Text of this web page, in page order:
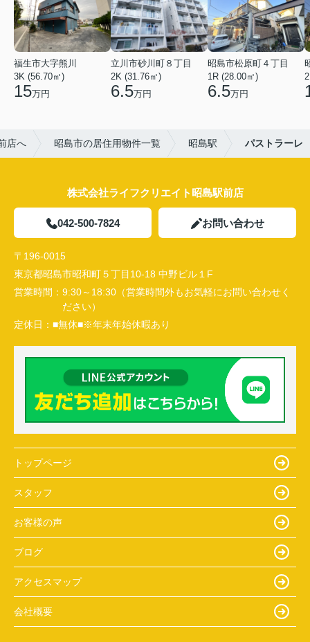
福生市大字熊川
3K (56.70㎡)
15万円
立川市砂川町８丁目
2K (31.76㎡)
6.5万円
昭島市松原町４丁目
1R (28.00㎡)
6.5万円
店へ 昭島市の居住用物件一覧 昭島駅 パストラーレ
株式会社ライフクリエイト昭島駅前店
042-500-7824 お問い合わせ
〒196-0015
東京都昭島市昭和町５丁目10-18 中野ビル１F
営業時間： 9:30～18:30（営業時間外もお気軽にお問い合わせく
ださい）
定休日： ■無休■※年末年始休暇あり
トップページ
スタッフ
お客様の声
ブログ
アクセスマップ
会社概要